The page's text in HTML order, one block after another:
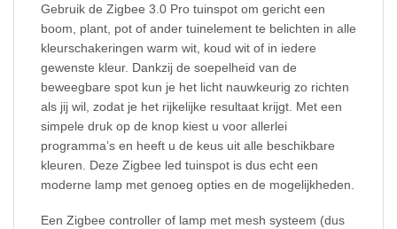
Gebruik de Zigbee 3.0 Pro tuinspot om gericht een
boom, plant, pot of ander tuinelement te belichten in alle
kleurschakeringen warm wit, koud wit of in iedere
gewenste kleur. Dankzij de soepelheid van de
beweegbare spot kun je het licht nauwkeurig zo richten
als jij wil, zodat je het rijkelijke resultaat krijgt. Met een
simpele druk op de knop kiest u voor allerlei
programma’s en heeft u de keus uit alle beschikbare
kleuren. Deze Zigbee led tuinspot is dus echt een
moderne lamp met genoeg opties en de mogelijkheden.
Een Zigbee controller of lamp met mesh systeem (dus